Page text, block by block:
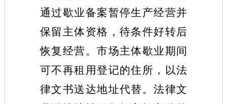
通过歇业备案暂停生产经营并
保留主体资格，待条件好转后
恢复经营。市场主体歇业期间
可不再租用登记的住所，以法
律文书送达地址代替。法律文